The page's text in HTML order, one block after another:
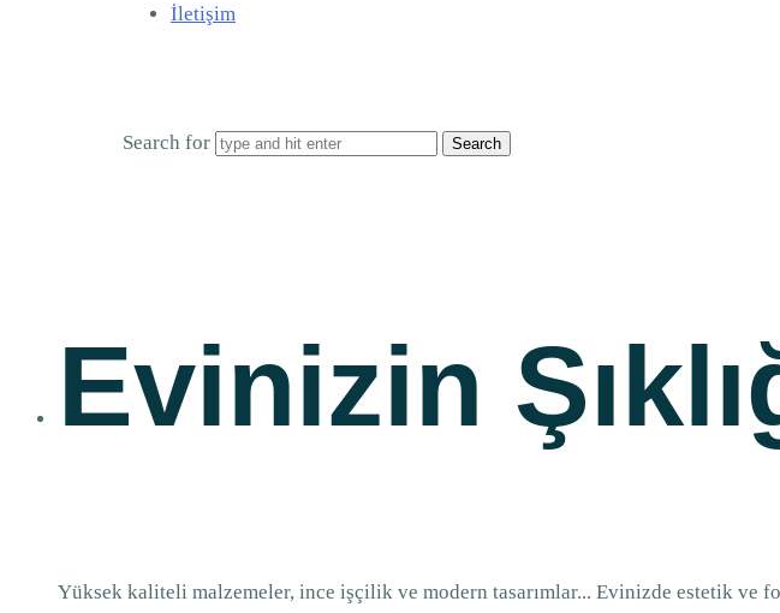
İletişim
Search for
Evinizin
Yüksek kaliteli malzemeler, ince işçilik ve modern tasarımlar... Evinizde estetik